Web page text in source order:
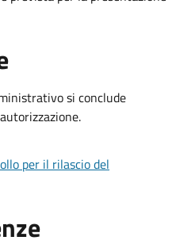
si conclude
per il rilascio del